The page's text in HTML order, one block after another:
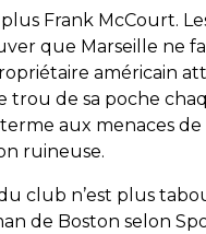
Frank McCourt.
que Marseille ne
américain
trou de sa poche
aux menaces de
ruineuse.
club n’est plus
de Boston selon